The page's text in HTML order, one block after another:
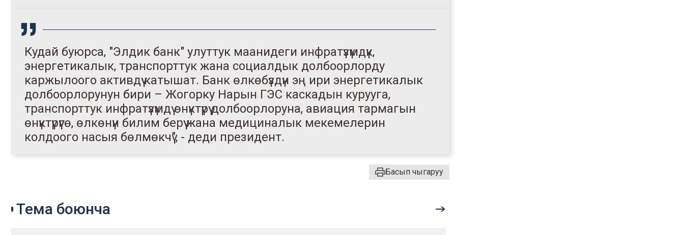
Кудай буюрса, "Элдик банк" улуттук маанидеги инфратүзүмдүк,
энергетикалык, транспорттук жана социалдык долбоорлорду
каржылоого активдүү катышат. Банк өлкөбүздүн эң ири энергетикалык
долбоорлорунун бири – Жогорку Нарын ГЭС каскадын курууга,
транспорттук инфратүзүмдү өнүктүрүү долбоорлоруна, авиация тармагын
өнүктүрүүгө, өлкөнүн билим берүү жана медициналык мекемелерин
колдоого насыя бөлмөкчү", - деди президент.
Басып чыгаруу
Тема боюнча